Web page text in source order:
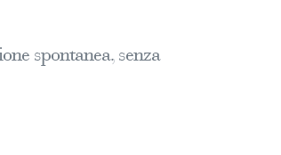
spontanea, senza